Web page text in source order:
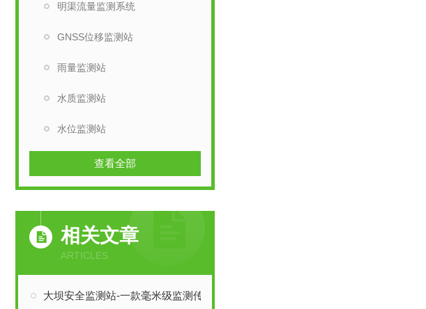
明渠流量监测系统
GNSS位移监测站
雨量监测站
水质监测站
水位监测站
查看全部
相关文章
ARTICLES
大坝安全监测站-一款毫米级监测传输的GNSS边坡监测站2024全国顺丰包邮